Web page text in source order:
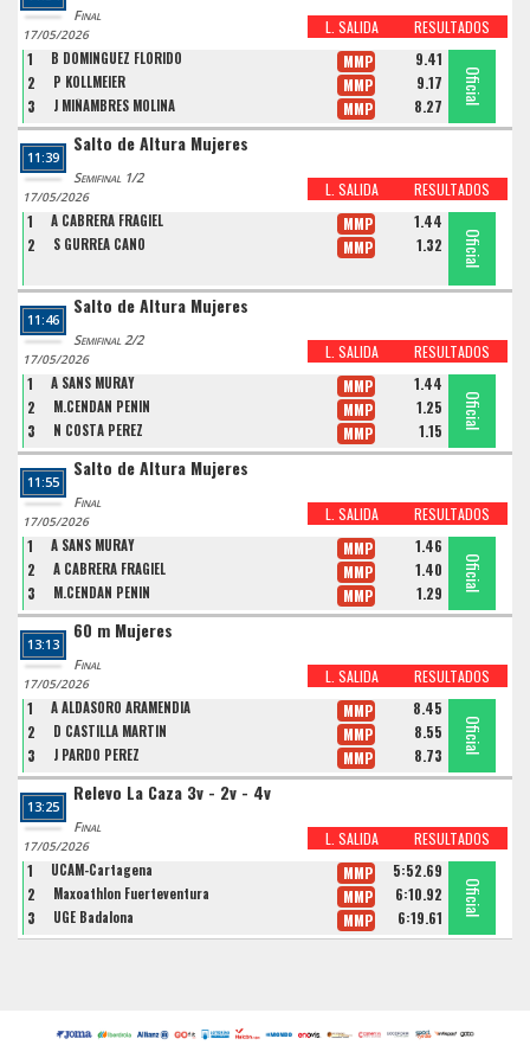
Final
L. SALIDA RESULTADOS
17/05/2026
1 B DOMINGUEZ FLORIDO 9.41
MMP
Oficial
2 P KOLLMEIER 9.17
MMP Oficial
3 J MIÑAMBRES MOLINA 8.27
MMP
Oficial
11:39
Salto de Altura Mujeres
Semifinal 1/2
L. SALIDA RESULTADOS
17/05/2026
1 A CABRERA FRAGIEL 1.44
MMP
Oficial
2 S GURREA CANO 1.32
MMP Oficial
11:46
Salto de Altura Mujeres
Semifinal 2/2
L. SALIDA RESULTADOS
17/05/2026
1 A SANS MURAY 1.44
MMP
Oficial
2 M.CENDAN PENIN 1.25
MMP Oficial
3 N COSTA PEREZ 1.15
MMP
Oficial
11:55
Salto de Altura Mujeres
Final
L. SALIDA RESULTADOS
17/05/2026
1 A SANS MURAY 1.46
MMP
Oficial
2 A CABRERA FRAGIEL 1.40
MMP Oficial
3 M.CENDAN PENIN 1.29
MMP
Oficial
13:13
60 m Mujeres
Final
L. SALIDA RESULTADOS
17/05/2026
1 A ALDASORO ARAMENDIA 8.45
MMP
Oficial
2 D CASTILLA MARTIN 8.55
MMP Oficial
3 J PARDO PEREZ 8.73
MMP
Oficial
13:25
Relevo La Caza 3v - 2v - 4v
Final
L. SALIDA RESULTADOS
17/05/2026
1 UCAM-Cartagena 5:52.69
MMP
Oficial
2 Maxoathlon Fuerteventura 6:10.92
MMP Oficial
3 UGE Badalona 6:19.61
MMP
Oficial